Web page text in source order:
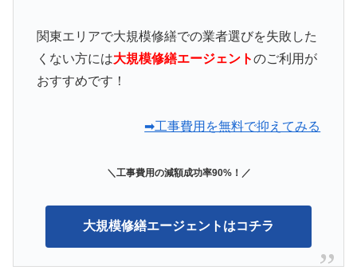
関東エリアで大規模修繕での業者選びを失敗した
くない方には大規模修繕エージェントのご利用が
おすすめです！
➡工事費用を無料で抑えてみる
＼工事費用の減額成功率90%！／
大規模修繕エージェントはコチラ